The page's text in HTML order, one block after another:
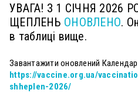
УВАГА! З 1 СІЧНЯ 2026
ЩЕПЛЕНЬ ОНОВЛЕНО.
в таблиці вище.
Завантажити оновлений
https://vaccine.org.ua/
shheplen-2026/